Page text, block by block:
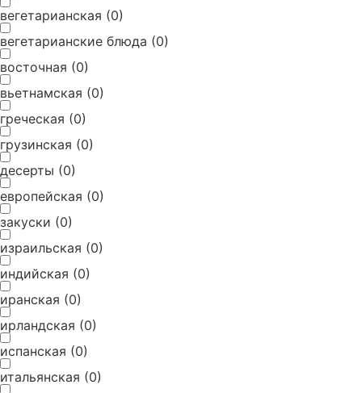
вегетарианская (0)
вегетарианские блюда (0)
восточная (0)
вьетнамская (0)
греческая (0)
грузинская (0)
десерты (0)
европейская (0)
закуски (0)
израильская (0)
индийская (0)
иранская (0)
ирландская (0)
испанская (0)
итальянская (0)